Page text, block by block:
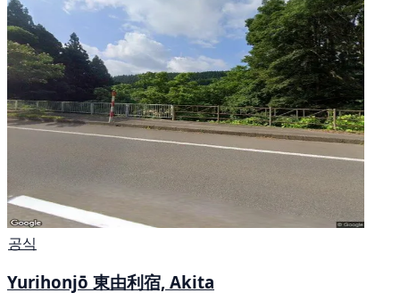
공식
Yurihonjō 東由利宿, Akita